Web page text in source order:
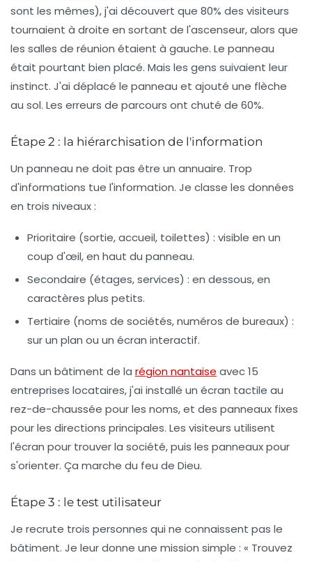
sont les mêmes), j'ai découvert que 80% des visiteurs
tournaient à droite en sortant de l'ascenseur, alors que
les salles de réunion étaient à gauche. Le panneau
était pourtant bien placé. Mais les gens suivaient leur
instinct. J'ai déplacé le panneau et ajouté une flèche
au sol. Les erreurs de parcours ont chuté de 60%.
Étape 2 : la hiérarchisation de l'information
Un panneau ne doit pas être un annuaire. Trop
d'informations tue l'information. Je classe les données
en trois niveaux :
Prioritaire (sortie, accueil, toilettes) : visible en un
coup d'œil, en haut du panneau.
Secondaire (étages, services) : en dessous, en
caractères plus petits.
Tertiaire (noms de sociétés, numéros de bureaux) :
sur un plan ou un écran interactif.
Dans un bâtiment de la région nantaise avec 15
entreprises locataires, j'ai installé un écran tactile au
rez-de-chaussée pour les noms, et des panneaux fixes
pour les directions principales. Les visiteurs utilisent
l'écran pour trouver la société, puis les panneaux pour
s'orienter. Ça marche du feu de Dieu.
Étape 3 : le test utilisateur
Je recrute trois personnes qui ne connaissent pas le
bâtiment. Je leur donne une mission simple : « Trouvez